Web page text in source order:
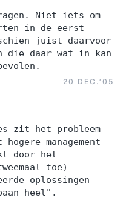
Niet iets om
in de eerst
juist daarvoor
die daar wat in kan
20 DEC.‘05
zit het probleem
management
door het
toe)
oplossingen
heel".